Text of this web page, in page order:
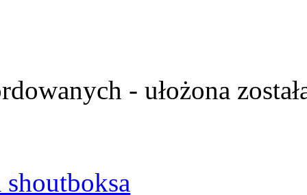
- ułożona